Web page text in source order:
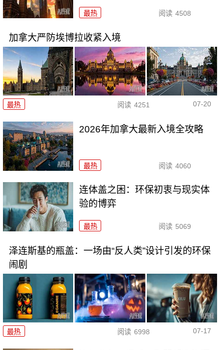
最热 阅读 4508
加拿大严防埃博拉收紧入境
最热 阅读 4251 07-20
2026年加拿大最新入境全攻略
最热 阅读 4060
连体盖之困：环保初衷与现实体
验的博弈
最热 阅读 5069
泽连斯基的瓶盖：一场由“反人类”设计引发的环保
闹剧
最热 阅读 6998 07-17